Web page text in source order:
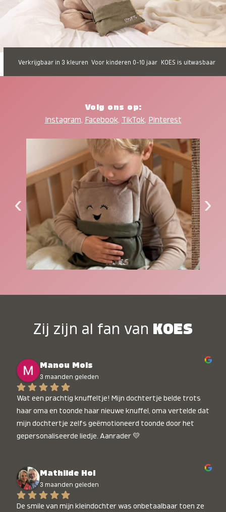
Verkrijgbaar in 3 kleuren Voor kinderen 0-10 jaar KOES is uitwasbaar
Volg ons op:
Instagram, Facebook, TikTok, Pinterest
‹ ›
Zij zijn al fan van KOES
Manou Mols
3 maanden geleden
Wat een prachtig knuffeltje! Mijn dochtertje belde trots
haar oma en toonde haar nieuwe knuffel, oma vertelde dat
mijn dochtertje zelfs geëmotioneerd toonde door het
gepersonaliseerde liedje. Aanrader 💛
Mathilde Hol
3 maanden geleden
De smile van mijn kleindochter was onbetaalbaar toen ze